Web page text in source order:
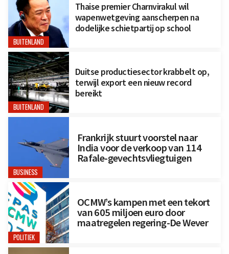
BUITENLAND
Thaise premier Charnvirakul wil
wapenwetgeving aanscherpen na
dodelijke schietpartij op school
BUITENLAND
Duitse productiesector krabbelt op,
terwijl export een nieuw record
bereikt
BUSINESS
Frankrijk stuurt voorstel naar
India voor de verkoop van 114
Rafale-gevechtsvliegtuigen
POLITIEK
OCMW’s kampen met een tekort
van 605 miljoen euro door
maatregelen regering-De Wever